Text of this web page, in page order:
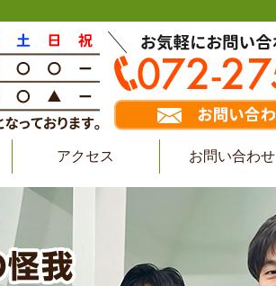
アクセス お問い合わせ